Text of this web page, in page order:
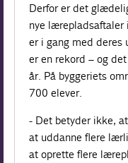
Derfor er det
nye
er i gang med deres
er en rekord – og
år. På byggeriets
700 elever.
- Det betyder ikke,
at uddanne flere
at oprette flere